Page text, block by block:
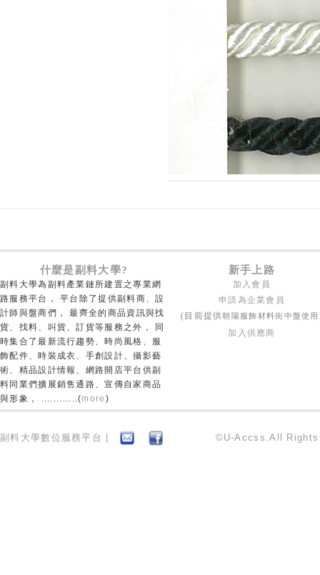
什麼是副料大學? 新手上路
副料大學為副料產業鏈所建置之專業網
路服務平台， 平台除了提供副料商、設
計師與盤商們， 最齊全的商品資訊與找
貨、找料、叫貨、訂貨等服務之外， 同
時集合了最新流行趨勢、時尚風格、服
飾配件、時裝成衣、手創設計、攝影藝
術、精品設計情報、網路開店平台供副
料同業們擴展銷售通路、宣傳自家商品
與形象， ............(more )
加入會員
申請為企業會員
(目前提供朝陽服飾材料街中盤使用
加入供應商
副料大學數位服務平台 | ©U-Accss.All Rights